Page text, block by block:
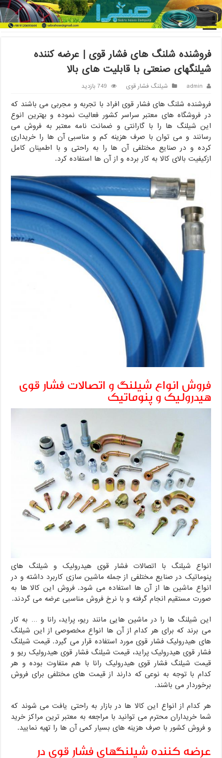
خانه / شیلنگ فشار قوی / فروشنده شلنگ های فشار قوی | عرضه کننده
شیلنگهای صنعتی با قابلیت های بالا
فروشنده شلنگ های فشار قوی | عرضه کننده
شیلنگهای صنعتی با قابلیت های بالا
admin شیلنگ فشار قوی 749 بازدید
فروشنده شلنگ های فشار قوی افراد با تجربه و مجربی می باشند که
در فروشگاه های معتبر سراسر کشور فعالیت نموده و بهترین انوع
این شیلنگ ها را با گارانتی و ضمانت نامه معتبر به فروش می
رسانند و می توان با صرف هزینه کم و مناسبی آن ها را خریداری
کرده و در صنایع مختلفی آن ها را به راحتی و با اطمینان کامل
ازکیفیت بالای کالا به کار برده و از آن ها استفاده کرد.
فروش انواع شیلنگ و اتصالات فشار قوی
هیدرولیک و پنوماتیک
انواع شیلنگ با اتصالات فشار قوی هیدرولیک و شیلنگ های
پنوماتیک در صنایع مختلفی از جمله ماشین سازی کاربرد داشته و در
انواع ماشین ها از آن ها استفاده می شود. فروش این کالا ها به
صورت مستقیم انجام گرفته و با نرخ فروش مناسبی عرضه می گردند.
این شیلنگ ها را در ماشین هایی مانند ریو، پراید، رانا و … به کار
می برند که برای هر کدام از آن ها انواع مخصوصی از این شیلنگ
های هیدرولیک فشار قوی مورد استفاده قرار می گیرد. قیمت شیلنگ
فشار قوی هیدرولیک پراید، قیمت شیلنگ فشار قوی هیدرولیک ریو و
قیمت شیلنگ فشار قوی هیدرولیک رانا با هم متفاوت بوده و هر
کدام با توجه به نوعی که دارند از قیمت های مختلفی برای فروش
برخوردار می باشند.
هر کدام از انواع این کالا ها در بازار به راحتی یافت می شوند که
شما خریداران محترم می توانید با مراجعه به معتبر ترین مراکز خرید
و فروش کشور با صرف هزینه های بسیار کمی آن ها را تهیه نمایید.
عرضه کننده شیلنگهای فشار قوی در